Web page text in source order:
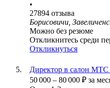
•
27894 отзыва
Борисовичи,
Можно без резюме
Откликнитесь среди
Откликнуться
Директор в салон
50 000 – 80 000 ₽ за